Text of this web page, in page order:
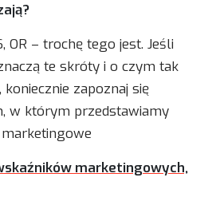
OR – trochę tego jest. Jeśli
te skróty i o czym tak
zapoznaj się
w którym przedstawiamy
marketingowych,